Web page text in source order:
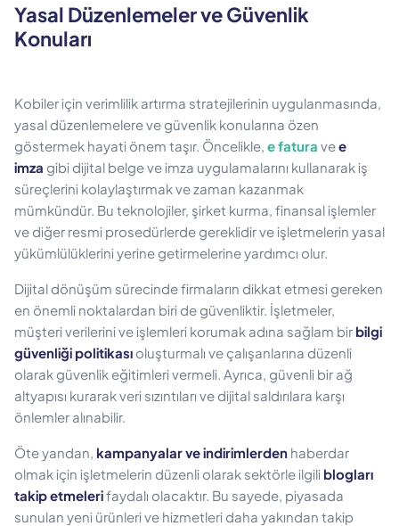
Yasal Düzenlemeler ve Güvenlik
Konuları
Kobiler için verimlilik artırma stratejilerinin uygulanmasında,
yasal düzenlemelere ve güvenlik konularına özen
göstermek hayati önem taşır. Öncelikle, e fatura vee
imza gibi dijital belge ve imza uygulamalarını kullanarak iş
süreçlerini kolaylaştırmak ve zaman kazanmak
mümkündür. Bu teknolojiler, şirket kurma, finansal işlemler
ve diğer resmi prosedürlerde gereklidir ve işletmelerin yasal
yükümlülüklerini yerine getirmelerine yardımcı olur.
Dijital dönüşüm sürecinde firmaların dikkat etmesi gereken
en önemli noktalardan biri de güvenliktir. İşletmeler,
müşteri verilerini ve işlemleri korumak adına sağlam bir bilgi
güvenliği politikası oluşturmalı ve çalışanlarına düzenli
olarak güvenlik eğitimleri vermeli. Ayrıca, güvenli bir ağ
altyapısı kurarak veri sızıntıları ve dijital saldırılara karşı
önlemler alınabilir.
Öte yandan, kampanyalar ve indirimlerden haberdar
olmak için işletmelerin düzenli olarak sektörle ilgili blogları
takip etmelerifaydalı olacaktır. Bu sayede, piyasada
sunulan yeni ürünleri ve hizmetleri daha yakından takip